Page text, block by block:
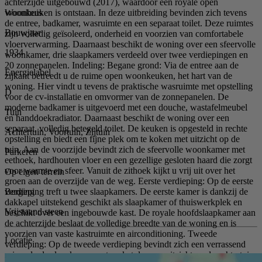
achterzijde uitgebouwd (2017), waardoor een royale open
woonkeuken is ontstaan. In deze uitbreiding bevinden zich tevens
de entree, badkamer, wasruimte en een separaat toilet. Deze ruimtes
zijn volledig geïsoleerd, onderheid en voorzien van comfortabele
vloerverwarming. Daarnaast beschikt de woning over een sfeervolle
woonkamer, drie slaapkamers verdeeld over twee verdiepingen en
20 zonnepanelen. Indeling: Begane grond: Via de entree aan de
zijkant betreedt u de ruime open woonkeuken, het hart van de
woning. Hier vindt u tevens de praktische wasruimte met opstelling
voor de cv-installatie en omvormer van de zonnepanelen. De
moderne badkamer is uitgevoerd met een douche, wastafelmeubel
en handdoekradiator. Daarnaast beschikt de woning over een
separaat, volledig betegeld toilet. De keuken is opgesteld in rechte
opstelling en biedt een fijne plek om te koken met uitzicht op de
tuin. Aan de voorzijde bevindt zich de sfeervolle woonkamer met
eethoek, hardhouten vloer en een gezellige gesloten haard die zorgt
voor warmte en sfeer. Vanuit de zithoek kijkt u vrij uit over het
groen aan de overzijde van de weg. Eerste verdieping: Op de eerste
verdieping treft u twee slaapkamers. De eerste kamer is dankzij de
dakkapel uitstekend geschikt als slaapkamer of thuiswerkplek en
beschikt over een ingebouwde kast. De royale hoofdslaapkamer aan
de achterzijde beslaat de volledige breedte van de woning en is
voorzien van vaste kastruimte en airconditioning. Tweede
verdieping: Op de tweede verdieping bevindt zich een verrassend
ruime derde slaapkamer met parketvloer en uitzicht op de achtertuin.
Woonhuis
Bouwjaar
1934
Energielabel
D
Tuin
Achtertuin, Voortuin, Zijtuin
Parkeren
Op eigen terrein
Berging
Vrijstaand steen
Locatie